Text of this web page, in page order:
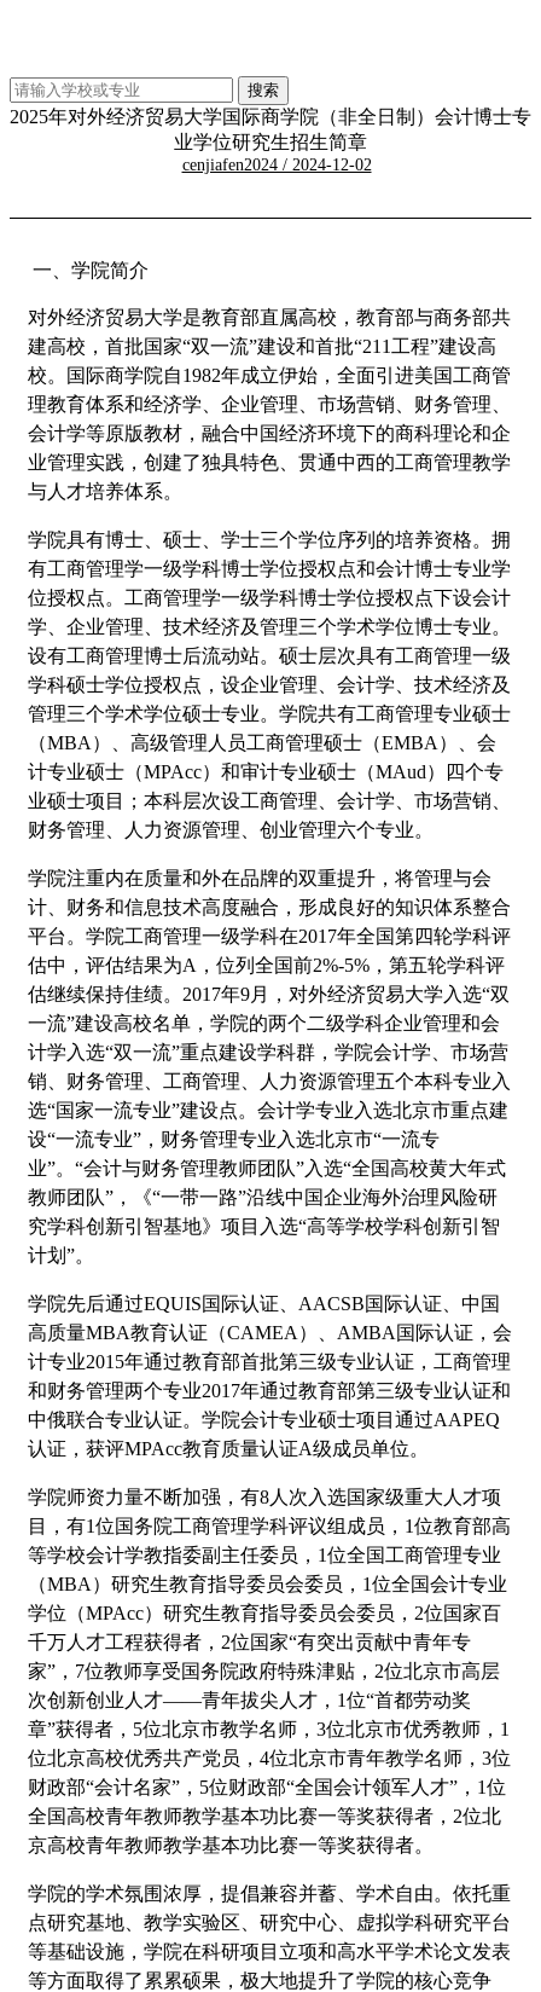
2025年对外经济贸易大学国际商学院（非全日制）会计博士专
业学位研究生招生简章
cenjiafen2024 / 2024-12-02
一、学院简介
对外经济贸易大学是教育部直属高校，教育部与商务部共
建高校，首批国家“双一流”建设和首批“211工程”建设高
校。国际商学院自1982年成立伊始，全面引进美国工商管
理教育体系和经济学、企业管理、市场营销、财务管理、
会计学等原版教材，融合中国经济环境下的商科理论和企
业管理实践，创建了独具特色、贯通中西的工商管理教学
与人才培养体系。
学院具有博士、硕士、学士三个学位序列的培养资格。拥
有工商管理学一级学科博士学位授权点和会计博士专业学
位授权点。工商管理学一级学科博士学位授权点下设会计
学、企业管理、技术经济及管理三个学术学位博士专业。
设有工商管理博士后流动站。硕士层次具有工商管理一级
学科硕士学位授权点，设企业管理、会计学、技术经济及
管理三个学术学位硕士专业。学院共有工商管理专业硕士
（MBA）、高级管理人员工商管理硕士（EMBA）、会
计专业硕士（MPAcc）和审计专业硕士（MAud）四个专
业硕士项目；本科层次设工商管理、会计学、市场营销、
财务管理、人力资源管理、创业管理六个专业。
学院注重内在质量和外在品牌的双重提升，将管理与会
计、财务和信息技术高度融合，形成良好的知识体系整合
平台。学院工商管理一级学科在2017年全国第四轮学科评
估中，评估结果为A，位列全国前2%-5%，第五轮学科评
估继续保持佳绩。2017年9月，对外经济贸易大学入选“双
一流”建设高校名单，学院的两个二级学科企业管理和会
计学入选“双一流”重点建设学科群，学院会计学、市场营
销、财务管理、工商管理、人力资源管理五个本科专业入
选“国家一流专业”建设点。会计学专业入选北京市重点建
设“一流专业”，财务管理专业入选北京市“一流专
业”。“会计与财务管理教师团队”入选“全国高校黄大年式
教师团队”，《“一带一路”沿线中国企业海外治理风险研
究学科创新引智基地》项目入选“高等学校学科创新引智
计划”。
学院先后通过EQUIS国际认证、AACSB国际认证、中国
高质量MBA教育认证（CAMEA）、AMBA国际认证，会
计专业2015年通过教育部首批第三级专业认证，工商管理
和财务管理两个专业2017年通过教育部第三级专业认证和
中俄联合专业认证。学院会计专业硕士项目通过AAPEQ
认证，获评MPAcc教育质量认证A级成员单位。
学院师资力量不断加强，有8人次入选国家级重大人才项
目，有1位国务院工商管理学科评议组成员，1位教育部高
等学校会计学教指委副主任委员，1位全国工商管理专业
（MBA）研究生教育指导委员会委员，1位全国会计专业
学位（MPAcc）研究生教育指导委员会委员，2位国家百
千万人才工程获得者，2位国家“有突出贡献中青年专
家”，7位教师享受国务院政府特殊津贴，2位北京市高层
次创新创业人才――青年拔尖人才，1位“首都劳动奖
章”获得者，5位北京市教学名师，3位北京市优秀教师，1
位北京高校优秀共产党员，4位北京市青年教学名师，3位
财政部“会计名家”，5位财政部“全国会计领军人才”，1位
全国高校青年教师教学基本功比赛一等奖获得者，2位北
京高校青年教师教学基本功比赛一等奖获得者。
学院的学术氛围浓厚，提倡兼容并蓄、学术自由。依托重
点研究基地、教学实验区、研究中心、虚拟学科研究平台
等基础设施，学院在科研项目立项和高水平学术论文发表
等方面取得了累累硕果，极大地提升了学院的核心竞争